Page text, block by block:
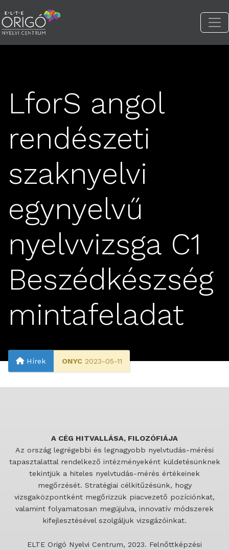
LforS angol
rendészeti
szaknyelvi
egynyelvű
nyelvvizsga C1
Beszédkészség
mintafeladat
Hírek ONYC 2023-05-11
A CÉG HITVALLÁSA, FILOZÓFIÁJA
Az ország legrégebbi és legnagyobb nyelvtudás-mérési
tapasztalattal rendelkező intézményeként küldetésünknek
tekintjük a hiteles nyelvtudás-mérés értékeinek
megőrzését. Stratégiai célkitűzésünk, hogy
vizsgaközpontként megőrizzük piacvezető pozíciónkat,
valamint folyamatosan megújulva, innovatív módszerek
kifejlesztésével szolgáljuk vizsgázóinkat.
ELTE Origó Nyelvi Centrum, 2023. Felnőttképzési